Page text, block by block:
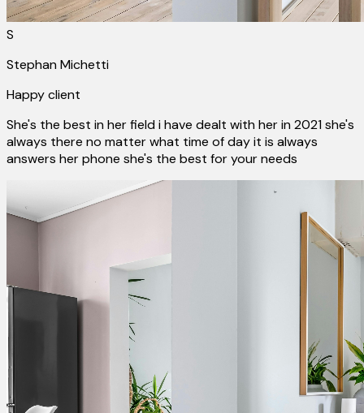
S
Stephan Michetti
Happy client
She's the best in her field i have dealt with her in 2021 she's
always there no matter what time of day it is always
answers her phone she's the best for your needs